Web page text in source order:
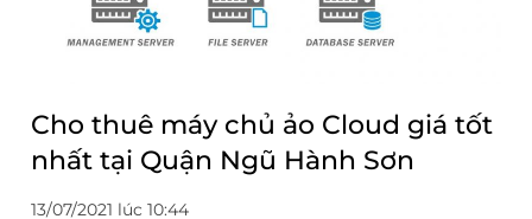
Cho thuê máy chủ ảo Cloud giá tốt
nhất tại Quận Ngũ Hành Sơn
13/07/2021 lúc 10:44